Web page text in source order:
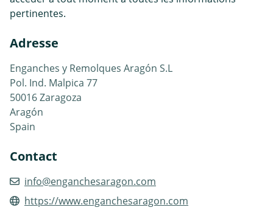
pertinentes.
Adresse
Enganches y Remolques Aragón S.L
Pol. Ind. Malpica 77
50016 Zaragoza
Aragón
Spain
Contact
info@enganchesaragon.com
https://www.enganchesaragon.com